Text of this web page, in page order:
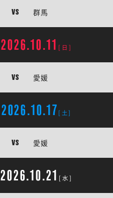
VS 群馬
2026.10.11 [日]
VS 愛媛
2026.10.17 [土]
VS 愛媛
2026.10.21 [水]